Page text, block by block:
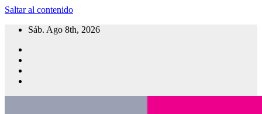
Saltar al contenido
Sáb. Ago 8th, 2026